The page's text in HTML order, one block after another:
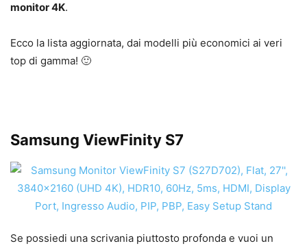
monitor 4K.
Ecco la lista aggiornata, dai modelli più economici ai veri
top di gamma! 🙂
Samsung ViewFinity S7
Se possiedi una scrivania piuttosto profonda e vuoi un